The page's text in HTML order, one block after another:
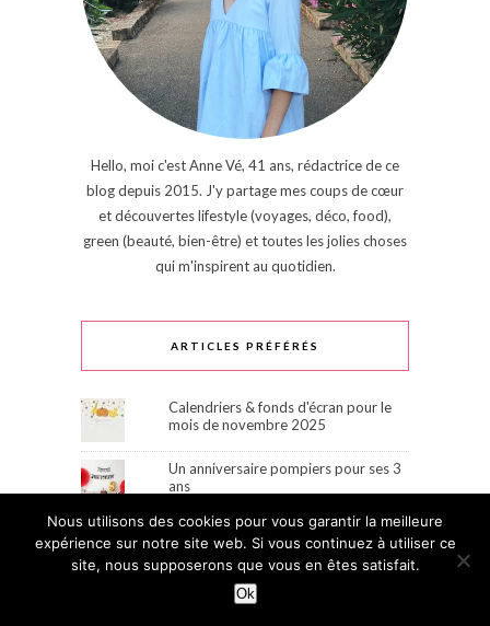
Hello, moi c'est Anne Vé, 41 ans, rédactrice de ce
blog depuis 2015. J'y partage mes coups de cœur
et découvertes lifestyle (voyages, déco, food),
green (beauté, bien-être) et toutes les jolies choses
qui m'inspirent au quotidien.
ARTICLES PRÉFÉRÉS
Calendriers & fonds d'écran pour le
mois de novembre 2025
Un anniversaire pompiers pour ses 3
ans
Thaïlande en famille : itinéraire de 18
jours & budget
Un anniversaire Koh Lanta pour ses 7
Nous utilisons des cookies pour vous garantir la meilleure
expérience sur notre site web. Si vous continuez à utiliser ce
site, nous supposerons que vous en êtes satisfait.
Ok